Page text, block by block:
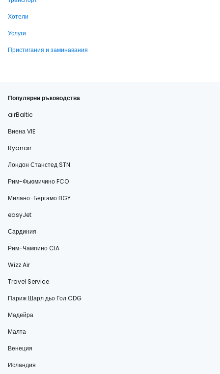
Хотели
Услуги
Пристигания и заминавания
Популярни ръководства
airBaltic
Виена VIE
Ryanair
Лондон Станстед STN
Рим-Фьюмичино FCO
Милано-Бергамо BGY
easyJet
Сардиния
Рим-Чампино CIA
Wizz Air
Travel Service
Париж Шарл дьо Гол CDG
Мадейра
Малта
Венеция
Исландия